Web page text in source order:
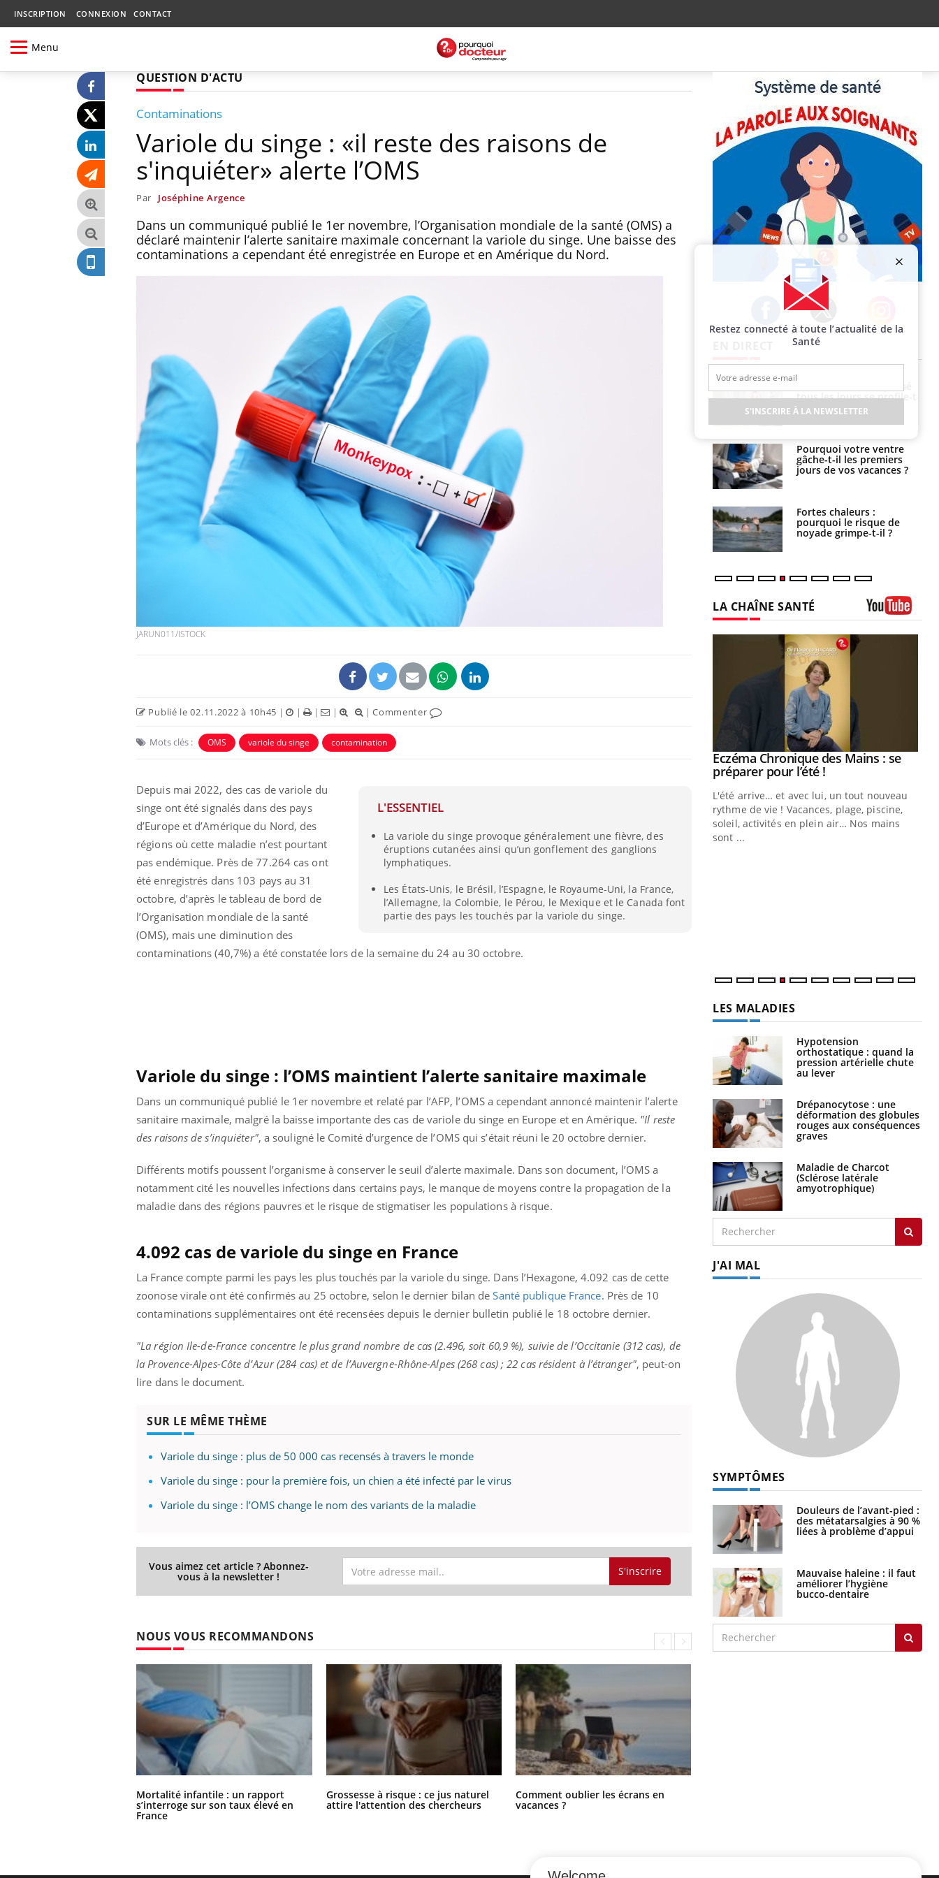
INSCRIPTION CONNEXION CONTACT
Menu
QUESTION D'ACTU
Contaminations
Variole du singe : «il reste des raisons de
s'inquiéter» alerte l’OMS
Par Joséphine Argence
Dans un communiqué publié le 1er novembre, l’Organisation mondiale de la santé (OMS) a
déclaré maintenir l’alerte sanitaire maximale concernant la variole du singe. Une baisse des
contaminations a cependant été enregistrée en Europe et en Amérique du Nord.
JARUN011/ISTOCK
Publié le 02.11.2022 à 10h45 | | | | |Commenter
Mots clés : OMS variole du singe contamination
L'ESSENTIEL
La variole du singe provoque généralement une fièvre, des
éruptions cutanées ainsi qu’un gonflement des ganglions
lymphatiques.
Les États-Unis, le Brésil, l’Espagne, le Royaume-Uni, la France,
l’Allemagne, la Colombie, le Pérou, le Mexique et le Canada font
partie des pays les touchés par la variole du singe.
Depuis mai 2022, des cas de variole du
singe ont été signalés dans des pays
d’Europe et d’Amérique du Nord, des
régions où cette maladie n’est pourtant
pas endémique. Près de 77.264 cas ont
été enregistrés dans 103 pays au 31
octobre, d’après le tableau de bord de
l’Organisation mondiale de la santé
(OMS), mais une diminution des
contaminations (40,7%) a été constatée lors de la semaine du 24 au 30 octobre.
Variole du singe : l’OMS maintient l’alerte sanitaire maximale
Dans un communiqué publié le 1er novembre et relaté par l’AFP, l’OMS a cependant annoncé maintenir l’alerte
sanitaire maximale, malgré la baisse importante des cas de variole du singe en Europe et en Amérique. "Il reste
des raisons de s’inquiéter", a souligné le Comité d’urgence de l’OMS qui s’était réuni le 20 octobre dernier.
Différents motifs poussent l’organisme à conserver le seuil d’alerte maximale. Dans son document, l’OMS a
notamment cité les nouvelles infections dans certains pays, le manque de moyens contre la propagation de la
maladie dans des régions pauvres et le risque de stigmatiser les populations à risque.
4.092 cas de variole du singe en France
La France compte parmi les pays les plus touchés par la variole du singe. Dans l’Hexagone, 4.092 cas de cette
zoonose virale ont été confirmés au 25 octobre, selon le dernier bilan deSanté publique France. Près de 10
contaminations supplémentaires ont été recensées depuis le dernier bulletin publié le 18 octobre dernier.
"La région Ile-de-France concentre le plus grand nombre de cas (2.496, soit 60,9 %), suivie de l’Occitanie (312 cas), de
la Provence-Alpes-Côte d’Azur (284 cas) et de l’Auvergne-Rhône-Alpes (268 cas) ; 22 cas résident à l’étranger", peut-on
lire dans le document.
SUR LE MÊME THÈME
Variole du singe : plus de 50 000 cas recensés à travers le monde
Variole du singe : pour la première fois, un chien a été infecté par le virus
Variole du singe : l’OMS change le nom des variants de la maladie
Vous aimez cet article ? Abonnez-
vous à la newsletter ! S'inscrire
NOUS VOUS RECOMMANDONS
Mortalité infantile : un rapport
s’interroge sur son taux élevé en
France
Grossesse à risque : ce jus naturel
attire l'attention des chercheurs
Comment oublier les écrans en
vacances ?
Facebook Twitter Instagram
Mortalité infantile : un
rapport s’interroge sur
son taux élevé en France
Grossesse à risque : ce jus
naturel attire l'attention
des chercheurs
Comment oublier les
écrans en vacances ?
Toujours connectés :
comment le travail
empiète de plus en plus
sur nos soirées
Cancer colorectal : une
stratégie simple aurait
changé la donne au Pays
basque
Chikungunya, dengue,
West Nile : que se passe-
t-il dans le sud de la
France ?
tous les jours se profile-t-
elle enfin ?
Pourquoi votre ventre
gâche-t-il les premiers
jours de vos vacances ?
Fortes chaleurs :
pourquoi le risque de
noyade grimpe-t-il ?
LA CHAÎNE SANTÉ
Il y a des sujets qui sont faciles à aborder...
d'autres non ! D'un côté, poser des
questions sur la maladie d'un proche c'est
Fatigue, irritabilité, brouillard mental ou
même alopécie… Les symptômes de la
carence en fer sont multiples ce qui la rend
Youtube
Eczéma Chronique des Mains : se
préparer pour l’été !Youtube
L'été arrive… et avec lui, un tout nouveau
rythme de vie ! Vacances, plage, piscine,
soleil, activités en plein air… Nos mains
sont ...
LES MALADIES
Hypotension
orthostatique : quand la
pression artérielle chute
au lever
Drépanocytose : une
déformation des globules
rouges aux conséquences
graves
Maladie de Charcot
(Sclérose latérale
amyotrophique)
J'AI MAL
SYMPTÔMES
Douleurs de l’avant-pied :
des métatarsalgies à 90 %
liées à problème d’appui
Mauvaise haleine : il faut
améliorer l’hygiène
bucco-dentaire
Restez connecté à toute l’actualité de la
Santé
S'INSCRIRE À LA NEWSLETTER